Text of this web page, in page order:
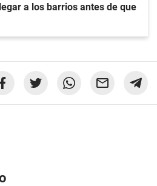
a los barrios antes de que